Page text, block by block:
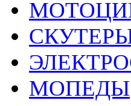
МОПЕДЫ